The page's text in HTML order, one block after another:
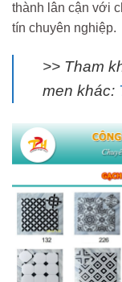
thành lân cận với
tín chuyên nghiệp.
>> Tham
men khác: